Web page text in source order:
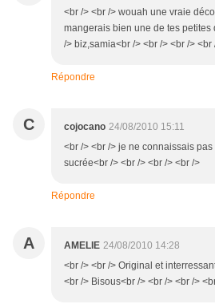
<br /> <br /> wouah une vraie
mangerais bien une de tes petites
/> biz,samia<br /> <br /> <br /> <br
Répondre
C cojocano 24/08/2010 15:11
<br /> <br /> je ne connaissais
sucrée<br /> <br /> <br /> <br />
Répondre
A AMELIE 24/08/2010 14:28
<br /> <br /> Original et
<br /> Bisous<br /> <br /> <br />